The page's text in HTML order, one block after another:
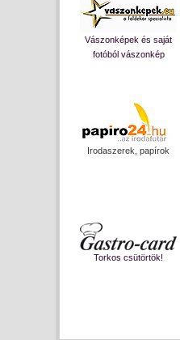
Vászonképek és saját
fotóból vászonkép
Irodaszerek, papírok
Torkos csütörtök!